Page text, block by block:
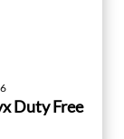
Duty Free